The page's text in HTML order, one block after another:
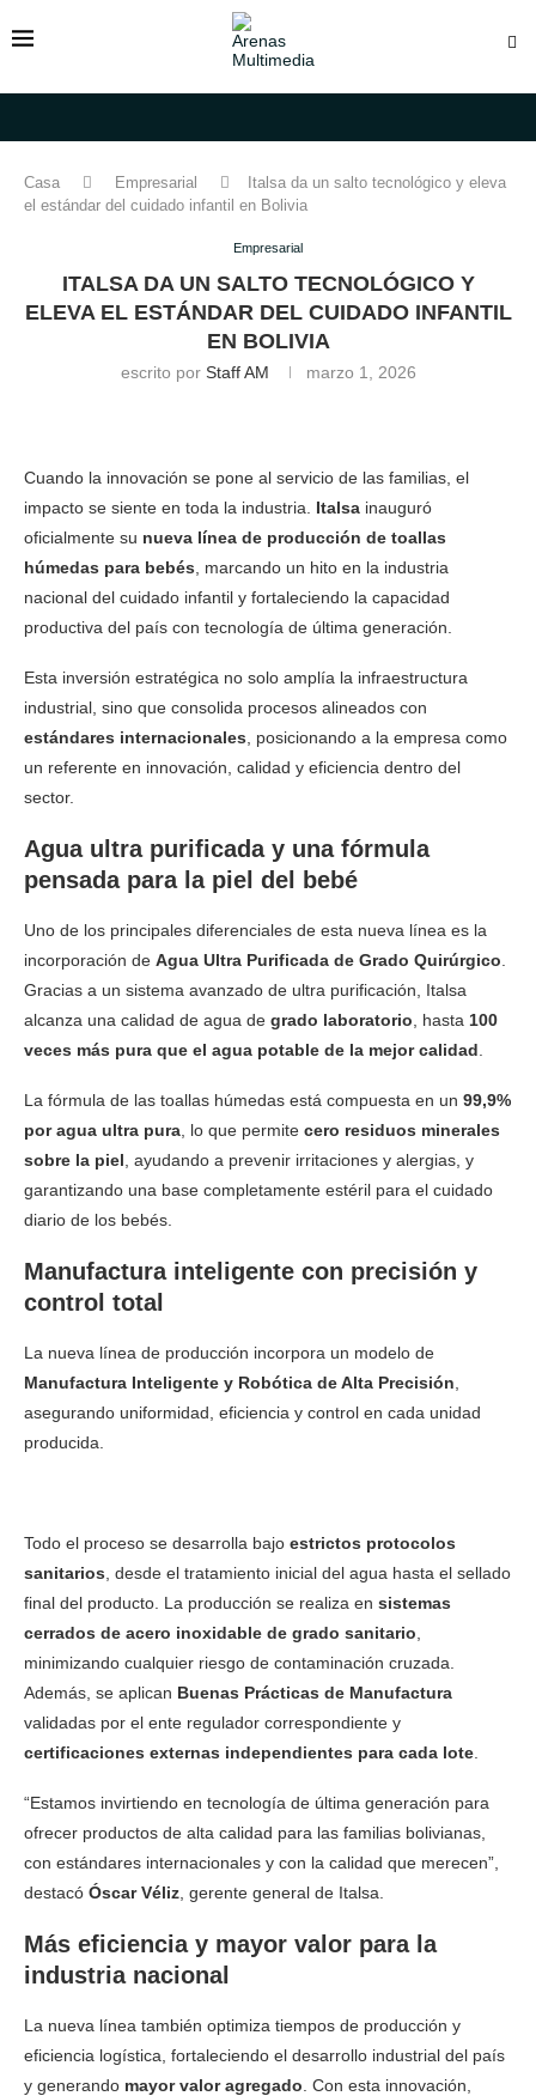
Casa Empresarial
Italsa da un salto tecnológico y eleva
el estándar del cuidado infantil en Bolivia
Empresarial
ITALSA DA UN SALTO TECNOLÓGICO Y
ELEVA EL ESTÁNDAR DEL CUIDADO INFANTIL
EN BOLIVIA
escrito por Staff AM marzo 1, 2026
Cuando la innovación se pone al servicio de las familias, el
impacto se siente en toda la industria. Italsa inauguró
oficialmente su nueva línea de producción de toallas
húmedas para bebés , marcando un hito en la industria
nacional del cuidado infantil y fortaleciendo la capacidad
productiva del país con tecnología de última generación.
Esta inversión estratégica no solo amplía la infraestructura
industrial, sino que consolida procesos alineados con
estándares internacionales , posicionando a la empresa como
un referente en innovación, calidad y eficiencia dentro del
sector.
Agua ultra purificada y una fórmula
pensada para la piel del bebé
Uno de los principales diferenciales de esta nueva línea es la
incorporación de Agua Ultra Purificada de Grado Quirúrgico
Gracias a un sistema avanzado de ultra purificación, Italsa
alcanza una calidad de agua de grado laboratorio , hasta 100
veces más pura que el agua potable de la mejor calidad
La fórmula de las toallas húmedas está compuesta en un 99,9%
por agua ultra pura , lo que permite cero residuos minerales
sobre la piel , ayudando a prevenir irritaciones y alergias, y
garantizando una base completamente estéril para el cuidado
diario de los bebés.
Manufactura inteligente con precisión y
control total
La nueva línea de producción incorpora un modelo de
Manufactura Inteligente y Robótica de Alta Precisión
asegurando uniformidad, eficiencia y control en cada unidad
producida.
Todo el proceso se desarrolla bajo estrictos protocolos
sanitarios , desde el tratamiento inicial del agua hasta el sellado
final del producto. La producción se realiza en sistemas
cerrados de acero inoxidable de grado sanitario
minimizando cualquier riesgo de contaminación cruzada.
Además, se aplican Buenas Prácticas de Manufactura
validadas por el ente regulador correspondiente y
certificaciones externas independientes para cada lote
“Estamos invirtiendo en tecnología de última generación para
ofrecer productos de alta calidad para las familias bolivianas,
con estándares internacionales y con la calidad que merecen”,
destacó Óscar Véliz , gerente general de Italsa.
Más eficiencia y mayor valor para la
industria nacional
La nueva línea también optimiza tiempos de producción y
eficiencia logística, fortaleciendo el desarrollo industrial del país
y generando mayor valor agregado . Con esta innovación,